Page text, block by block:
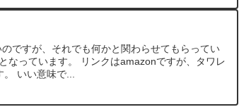
ですが、それでも何かと関わらせてもらってい
なっています。 リンクはamazonですが、タワレ
。 いい意味で...